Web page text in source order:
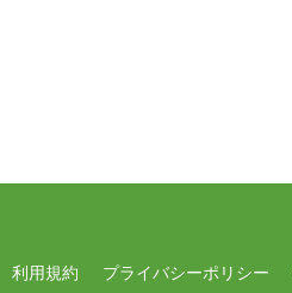
利用規約 プライバシーポリシー